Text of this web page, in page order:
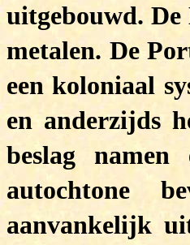
uitgebouwd.
metalen. De
een koloniaal
en anderzijds
beslag
autochtone
aanvankelijk